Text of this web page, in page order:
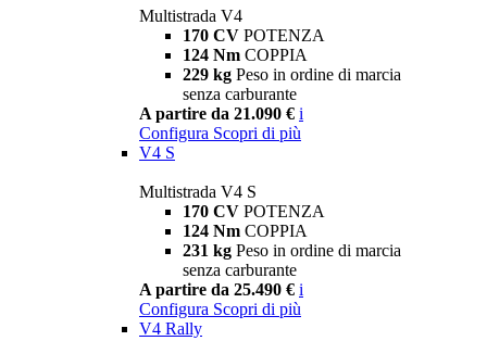
Multistrada V4
170 CV POTENZA
124 Nm COPPIA
229 kg Peso in ordine di marcia
senza carburante
A partire da 21.090 € i
Configura Scopri di più
V4 S
Multistrada V4 S
170 CV POTENZA
124 Nm COPPIA
231 kg Peso in ordine di marcia
senza carburante
A partire da 25.490 € i
Configura Scopri di più
V4 Rally